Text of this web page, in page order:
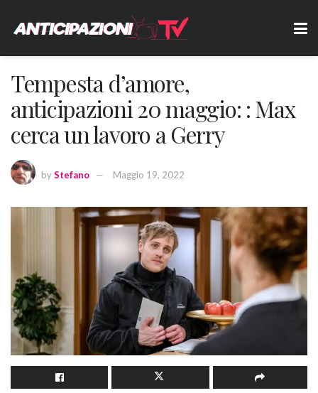
Tempesta d’amore,
anticipazioni 20 maggio: : Max
cerca un lavoro a Gerry
byStefano Maggio 19, 2022